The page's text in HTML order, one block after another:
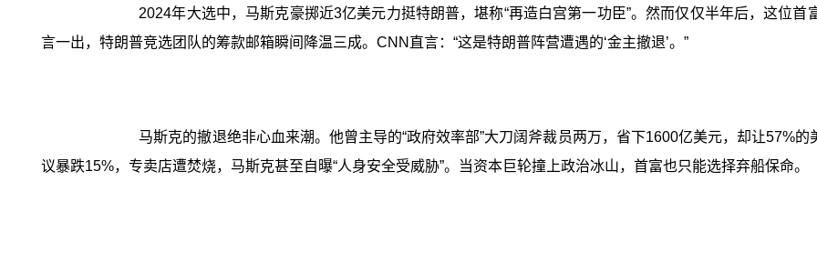
2024年大选中，马斯克豪掷近3亿美元力挺特朗普，堪称“再造白宫第一功臣”。然而仅仅半年后，这位
言一出，特朗普竞选团队的筹款邮箱瞬间降温三成。CNN直言：“这是特朗普阵营遭遇的‘金主撤退’。”
马斯克的撤退绝非心血来潮。他曾主导的“政府效率部”大刀阔斧裁员两万，省下1600亿美元，却让57%
议暴跌15%，专卖店遭焚烧，马斯克甚至自曝“人身安全受威胁”。当资本巨轮撞上政治冰山，首富也只能选择弃船保命。